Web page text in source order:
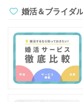
婚活＆ブライダ